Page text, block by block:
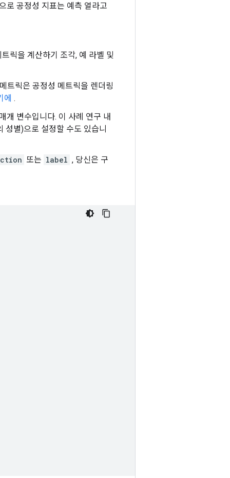
로 공정성 지표는 예측 열라고
릭을 계산하기 조각, 예 라벨 및
트릭은 공정성 메트릭을 렌더링
에 .
개 변수입니다. 이 사례 연구 내
성별)으로 설정할 수도 있습니
또는 label , 당신은 구